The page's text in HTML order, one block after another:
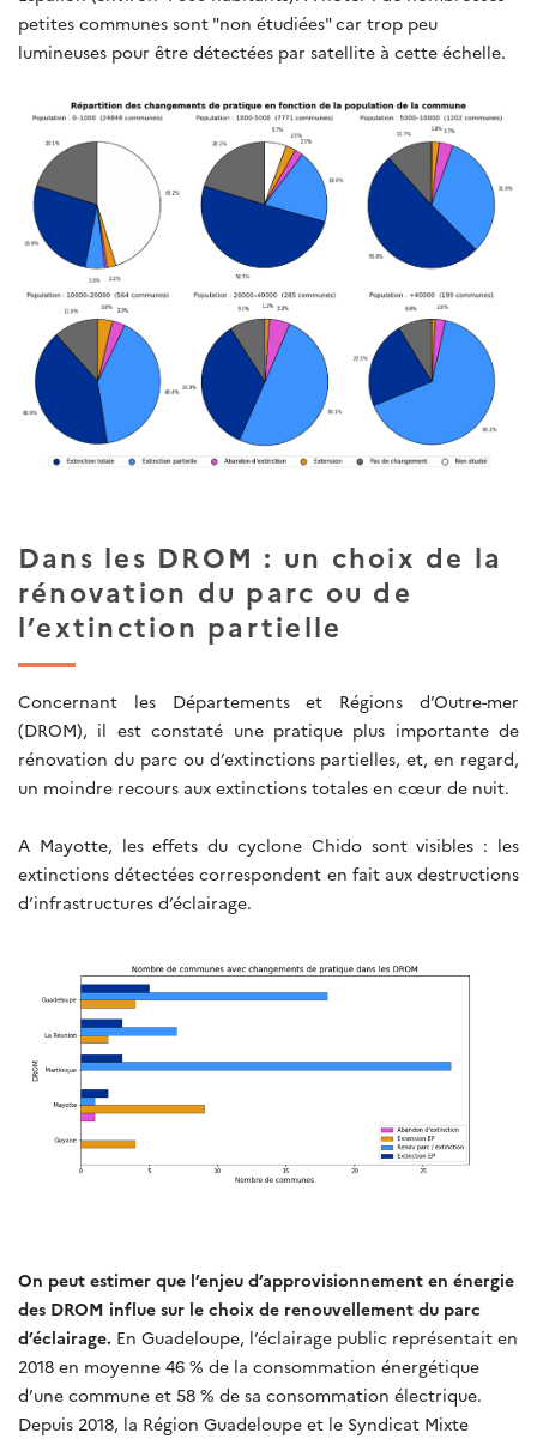
petites communes sont "non étudiées" car trop peu
lumineuses pour être détectées par satellite à cette échelle.
Dans les DROM : un choix de la
rénovation du parc ou de
l’extinction partielle
Concernant les Départements et Régions d’Outre-mer
(DROM), il est constaté une pratique plus importante de
rénovation du parc ou d’extinctions partielles, et, en regard,
un moindre recours aux extinctions totales en cœur de nuit.
A Mayotte, les effets du cyclone Chido sont visibles : les
extinctions détectées correspondent en fait aux destructions
d’infrastructures d’éclairage.
On peut estimer que l’enjeu d’approvisionnement en énergie
des DROM influe sur le choix de renouvellement du parc
d’éclairage. En Guadeloupe, l’éclairage public représentait en
2018 en moyenne 46 % de la consommation énergétique
d’une commune et 58 % de sa consommation électrique.
Depuis 2018, la Région Guadeloupe et le Syndicat Mixte